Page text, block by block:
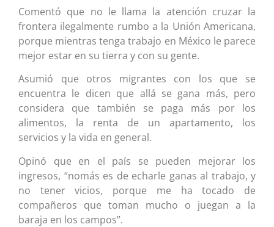
Comentó que no le llama la atención cruzar la
frontera ilegalmente rumbo a la Unión Americana,
porque mientras tenga trabajo en México le parece
mejor estar en su tierra y con su gente.
Asumió que otros migrantes con los que se
encuentra le dicen que allá se gana más, pero
considera que también se paga más por los
alimentos, la renta de un apartamento, los
servicios y la vida en general.
Opinó que en el país se pueden mejorar los
ingresos, “nomás es de echarle ganas al trabajo, y
no tener vicios, porque me ha tocado de
compañeros que toman mucho o juegan a la
baraja en los campos”.